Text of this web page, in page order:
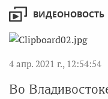
ВИДЕОНОВОСТЬ
4 апр. 2021 г., 12:54:54
Во